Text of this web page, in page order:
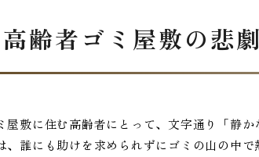
齢者ゴミ屋敷の悲劇
敷に住む高齢者にとって、文字通り「静
誰にも助けを求められずにゴミの山の中